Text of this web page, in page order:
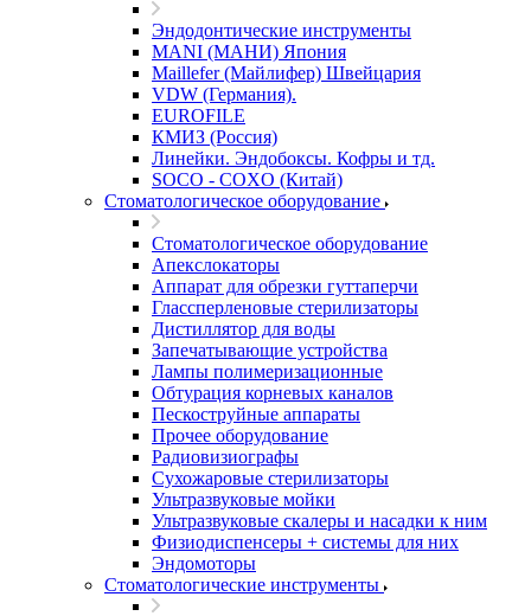
Эндодонтические инструменты
MANI (МАНИ) Япония
Maillefer (Майлифер) Швейцария
VDW (Германия).
EUROFILE
КМИЗ (Россия)
Линейки. Эндобоксы. Кофры и тд.
SOCO - COXO (Китай)
Стоматологическое оборудование
Стоматологическое оборудование
Апекслокаторы
Аппарат для обрезки гуттаперчи
Глассперленовые стерилизаторы
Дистиллятор для воды
Запечатывающие устройства
Лампы полимеризационные
Обтурация корневых каналов
Пескоструйные аппараты
Прочее оборудование
Радиовизиографы
Сухожаровые стерилизаторы
Ультразвуковые мойки
Ультразвуковые скалеры и насадки к ним
Физиодиспенсеры + системы для них
Эндомоторы
Стоматологические инструменты